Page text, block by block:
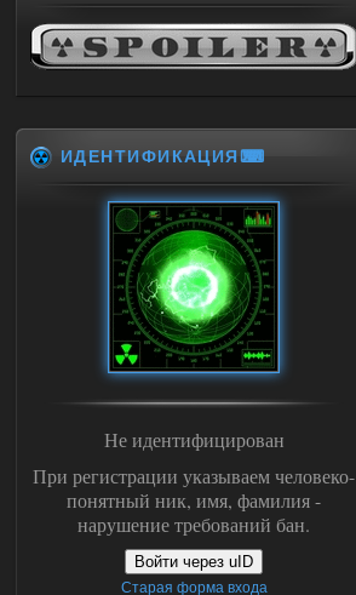
ИДЕНТИФИКАЦИЯ⌨
Не идентифицирован
При регистрации указываем человеко-
понятный ник, имя, фамилия -
нарушение требований бан.
Войти через uID
Старая форма входа